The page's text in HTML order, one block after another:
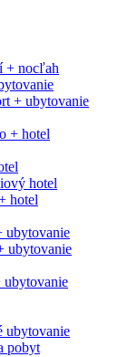
+ nocľah
+ ubytovanie
+ hotel
hotel
hotel
ubytovanie
ubytovanie
ubytovanie
ubytovanie
pobyt